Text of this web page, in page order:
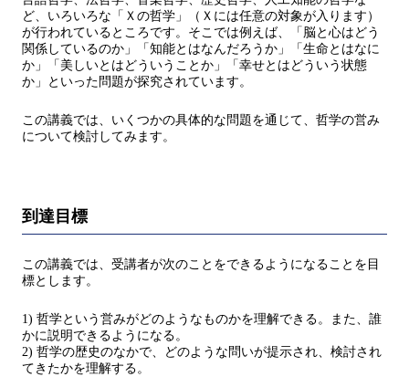
ど、いろいろな「Ｘの哲学」（Ｘには任意の対象が入ります）
が行われているところです。そこでは例えば、「脳と心はどう
関係しているのか」「知能とはなんだろうか」「生命とはなに
か」「美しいとはどういうことか」「幸せとはどういう状態
か」といった問題が探究されています。
この講義では、いくつかの具体的な問題を通じて、哲学の営み
について検討してみます。
到達目標
この講義では、受講者が次のことをできるようになることを目
標とします。
1) 哲学という営みがどのようなものかを理解できる。また、誰
かに説明できるようになる。
2) 哲学の歴史のなかで、どのような問いが提示され、検討され
てきたかを理解する。